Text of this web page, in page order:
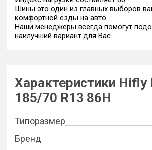
Шины это один из главных выборов
комфортной езды на авто
Наши менеджеры всегда помогут
наилучший вариант для Вас.
Характеристики Hifly
185/70 R13 86H
Типоразмер
Бренд